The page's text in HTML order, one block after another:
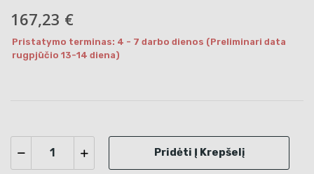
167,23 €
Pristatymo terminas: 4 - 7 darbo dienos (Preliminari data
rugpjūčio 13-14 diena)
Pridėti Į Krepšelį